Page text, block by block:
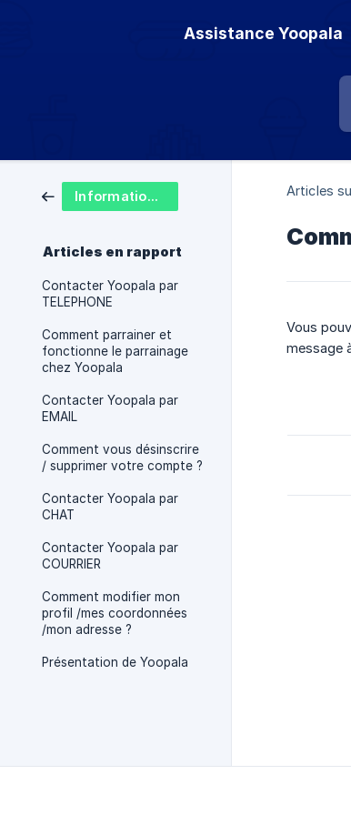
Assistance Yoopala
Informations générales
Articles en rapport
Contacter Yoopala par
TELEPHONE
Comment parrainer et
fonctionne le parrainage
chez Yoopala
Contacter Yoopala par
EMAIL
Comment vous désinscrire
/ supprimer votre compte ?
Contacter Yoopala par
CHAT
Contacter Yoopala par
COURRIER
Comment modifier mon
profil /mes coordonnées
/mon adresse ?
Présentation de Yoopala
Articles
Vous
message